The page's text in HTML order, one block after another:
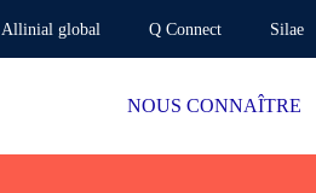
Allinial global Q Connect Silae
NOUS CONNAÎTRE